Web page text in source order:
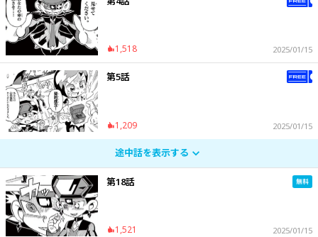
1,518 2025/01/15
第5話
1,209 2025/01/15
途中話を表示する
第18話
1,521 2025/01/15